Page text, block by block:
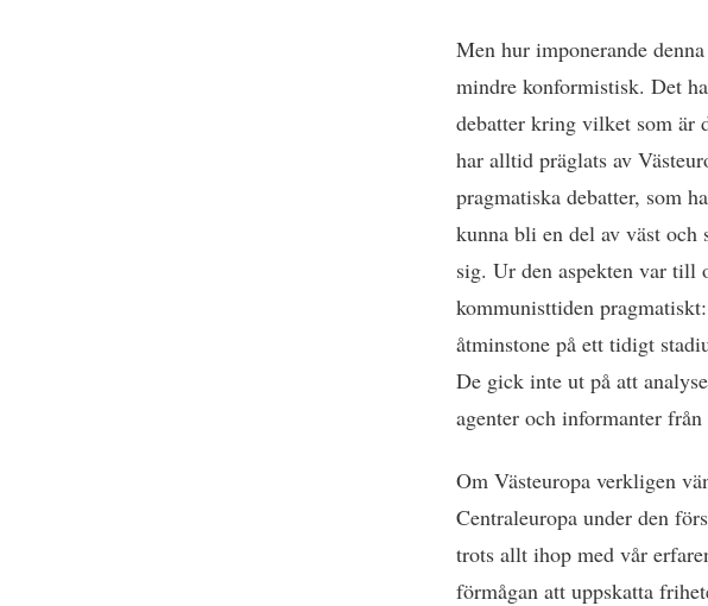
Men hur imponerande
mindre konformistisk. Det
debatter kring vilket som är
har alltid präglats av
pragmatiska debatter, som
kunna bli en del av väst
sig. Ur den aspekten var till
kommunisttiden
åtminstone på ett tidigt
De gick inte ut på att
agenter och informanter
Om Västeuropa verkligen
Centraleuropa under den
trots allt ihop med vår
förmågan att uppskatta